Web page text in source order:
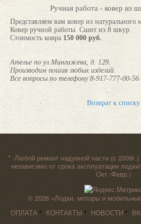
Ручная работа - ковер из
Представляем вам ковер из натурального
Ковер ручной работы. Сшит из 8 шкур.
Стоимость ковра 150 000 руб.
Ателье по ул.Мингажева, д. 129.
Производим пошив любых изделий.
Все вопросы по телефону 8-917-777-00-
Возврат к списку
* -Любой ремонт надувной части (c
независимо от срока эксплуатации
Окт.-Февр.)
© 2026 «Лодки, моторы и
ОПЛАТА
КОНТАКТЫ НОВОСТИ